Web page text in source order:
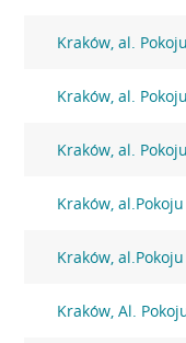
Kraków, al.
Kraków, al.
Kraków, al.
Kraków,
Kraków,
Kraków, Al.